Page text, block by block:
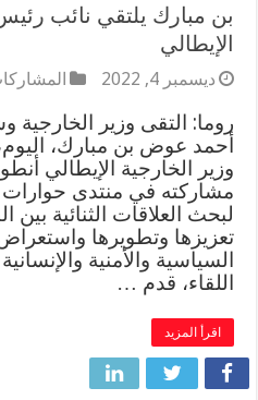
بن مبارك يلتقي نائب
الإيطالي
ديسمبر 4, 2022
روما: التقى وزير الخارجية
أحمد عوض بن مبارك،
وزير الخارجية الإيطالي
مشاركته في منتدى حوارات
لبحث العلاقات الثنائية
تعزيزها وتطويرها
السياسية والأمنية
اللقاء، قدم …
اقرأ المزيد